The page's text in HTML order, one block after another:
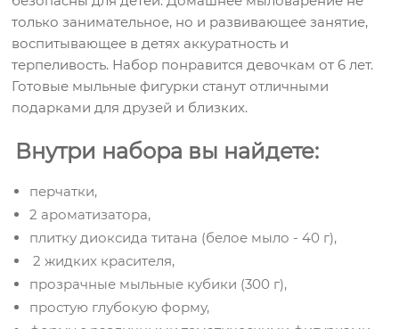
только занимательное, но и развивающее занятие,
воспитывающее в детях аккуратность и
терпеливость. Набор понравится девочкам от 6 лет.
Готовые мыльные фигурки станут отличными
подарками для друзей и близких.
Внутри набора вы найдете:
перчатки,
2 ароматизатора,
плитку диоксида титана (белое мыло - 40 г),
2 жидких красителя,
прозрачные мыльные кубики (300 г),
простую глубокую форму,